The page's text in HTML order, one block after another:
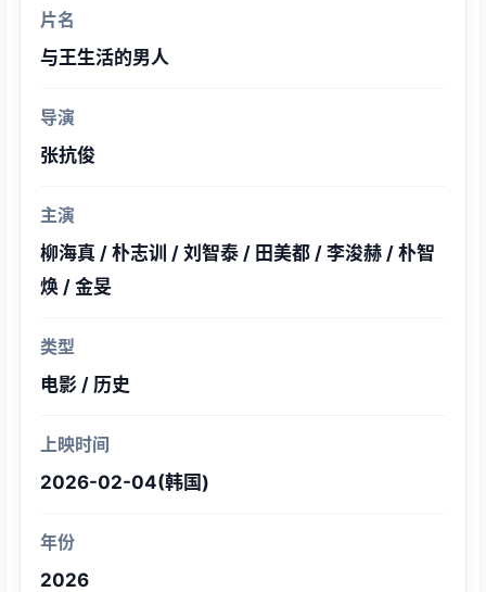
片名
与王生活的男人
导演
张抗俊
主演
柳海真 / 朴志训 / 刘智泰 / 田美都 / 李浚赫 / 朴智
焕 / 金旻
类型
电影 / 历史
上映时间
2026-02-04(韩国)
年份
2026